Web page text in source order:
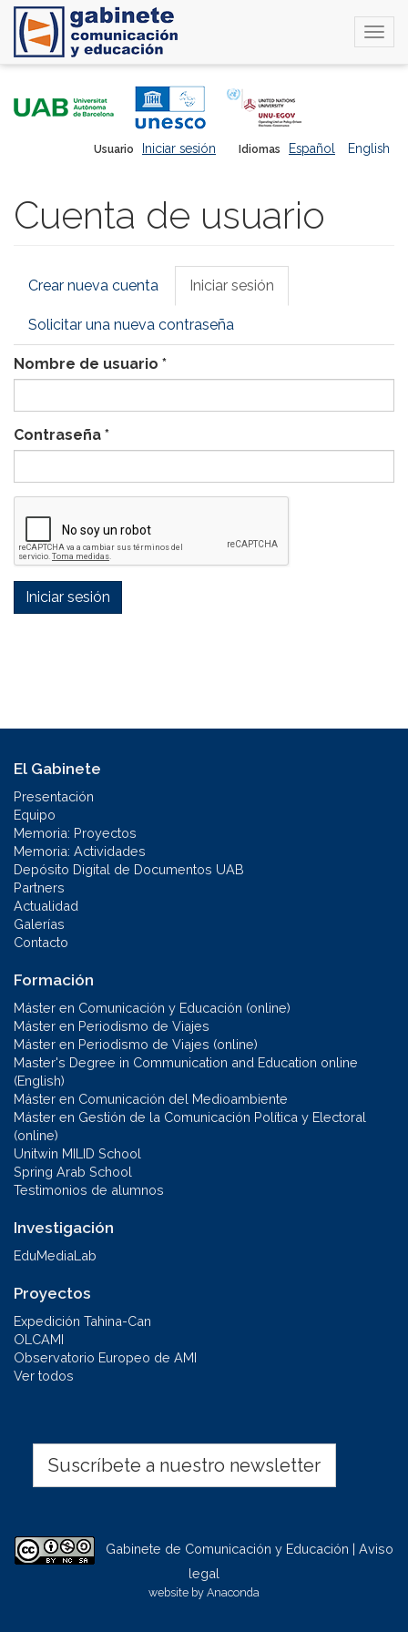
Idiomas Español English
Usuario Iniciar sesión
Cuenta de usuario
Solapas
Crear nueva cuenta Iniciar sesión
activa)
Solicitar una nueva contraseña
Nombre de usuario *
Contraseña *
Iniciar sesión
El Gabinete
Presentación
Equipo
Memoria: Proyectos
Memoria: Actividades
Depósito Digital de Documentos UAB
Partners
Actualidad
Galerías
Contacto
Formación
Máster en Comunicación y Educación (online)
Máster en Periodismo de Viajes
Máster en Periodismo de Viajes (online)
Master's Degree in Communication and Education online
(English)
Máster en Comunicación del Medioambiente
Máster en Gestión de la Comunicación Política y Electoral
(online)
Unitwin MILID School
Spring Arab School
Testimonios de alumnos
Investigación
EduMediaLab
Proyectos
Expedición Tahina-Can
OLCAMI
Observatorio Europeo de AMI
Ver todos
Suscríbete a nuestro newsletter
Gabinete de Comunicación y Educación | Aviso
legal
website by Anaconda